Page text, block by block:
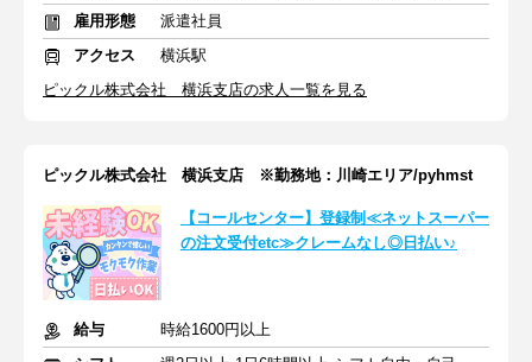
雇用形態
派遣社員
アクセス
横浜駅
ピックル株式会社 横浜支店の求人一覧を見る
ピックル株式会社 横浜支店 ※勤務地：川崎エリア/pyhmst
【コールセンター】登録制≪ネットスーパー
の注文受付etc≫クレームなし◎日払い♪
給与
時給1600円以上